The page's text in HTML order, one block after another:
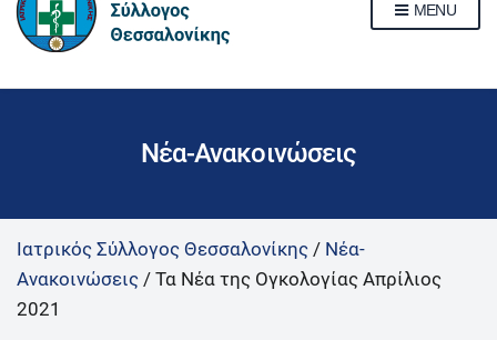
m
MENU
Νέα-Ανακοινώσεις
Ιατρικός Σύλλογος Θεσσαλονίκης / Νέα-
Ανακοινώσεις / Τα Νέα της Ογκολογίας Απρίλιος
2021